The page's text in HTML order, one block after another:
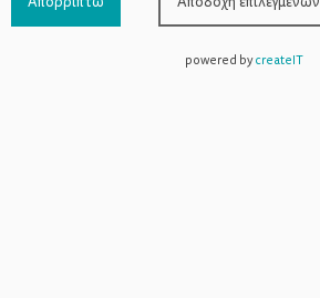
powered bycreateIT